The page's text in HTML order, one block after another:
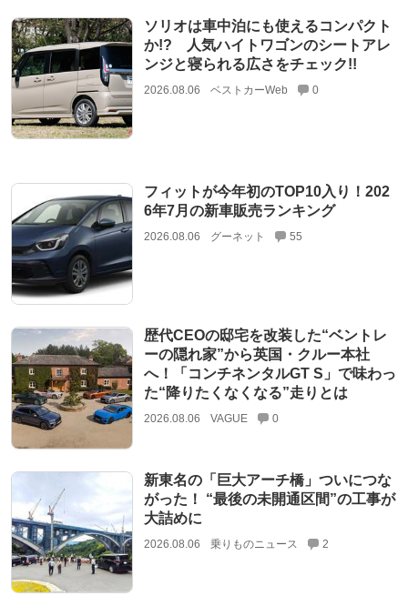
ソリオは車中泊にも使えるコンパクト
か!? 人気ハイトワゴンのシートアレ
ンジと寝られる広さをチェック!!
2026.08.06 ベストカーWeb 0
フィットが今年初のTOP10入り！202
6年7月の新車販売ランキング
2026.08.06 グーネット 55
歴代CEOの邸宅を改装した“ベントレ
ーの隠れ家”から英国・クルー本社
へ！「コンチネンタルGT S」で味わっ
た“降りたくなくなる”走りとは
2026.08.06 VAGUE 0
新東名の「巨大アーチ橋」ついにつな
がった！ “最後の未開通区間”の工事が
大詰めに
2026.08.06 乗りものニュース 2